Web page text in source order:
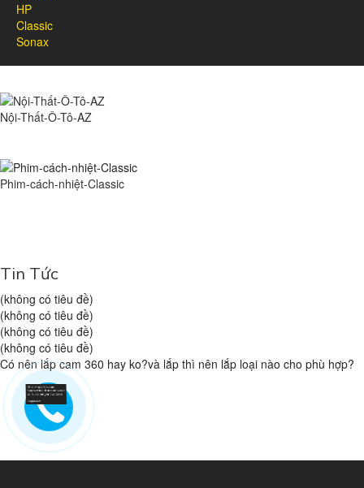
HP
Classic
Sonax
Nội-Thất-Ô-Tô-AZ
Phim-cách-nhiệt-Classic
Tin Tức
(không có tiêu đề)
(không có tiêu đề)
(không có tiêu đề)
(không có tiêu đề)
Có nên lắp cam 360 hay ko?và lắp thì nên lắp loại nào cho phù hợp?